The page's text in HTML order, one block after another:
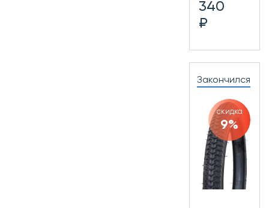
340
₽
Закончился
скидка
9%